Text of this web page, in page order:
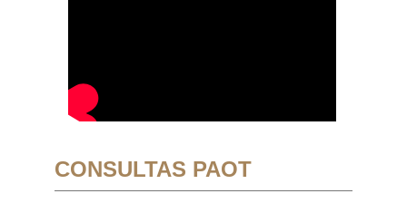
CONSULTAS PAOT